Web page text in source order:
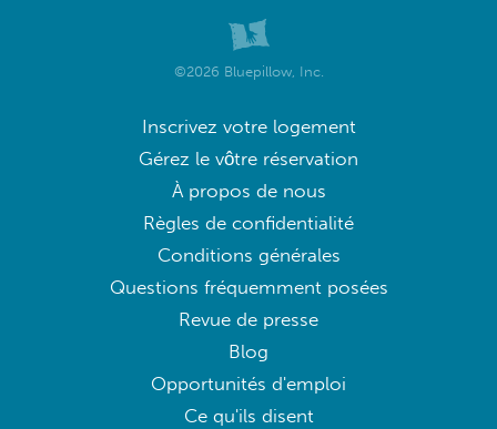
©2026 Bluepillow, Inc.
Inscrivez votre logement
Gérez le vôtre réservation
À propos de nous
Règles de confidentialité
Conditions générales
Questions fréquemment posées
Revue de presse
Blog
Opportunités d'emploi
Ce qu'ils disent